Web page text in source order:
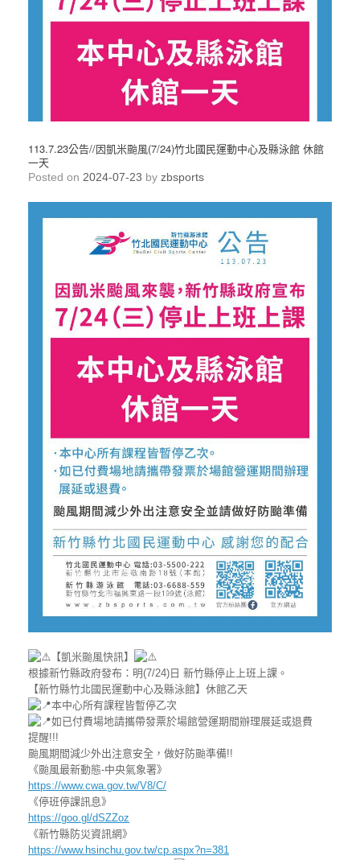
113.7.23公告//因凱米颱風(7/24)竹北國民運動中心及縣泳館 休館
一天
Posted on 2024-07-23 by zbsports
【凱米颱風快訊】
根據新竹縣政府發布：明(7/24)日 新竹縣停止上班上課。
【新竹縣竹北國民運動中心及縣泳館】休館乙天
本中心所有課程皆暫停乙次
如已付費場地請攜帶發票於場館營運期間辦理展延或退費
提醒!!!
颱風期間減少外出注意安全，做好防颱準備!!
《颱風最新動態-中央氣象署》
https://www.cwa.gov.tw/V8/C/
《停班停課訊息》
https://goo.gl/dSZZoz
《新竹縣防災資訊網》
https://www.hsinchu.gov.tw/cp.aspx?n=381